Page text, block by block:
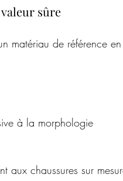
sûre
matériau de référence
à la morphologie
aux chaussures sur